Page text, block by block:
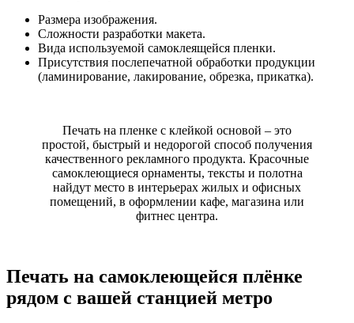
Размера изображения.
Сложности разработки макета.
Вида используемой самоклеящейся пленки.
Присутствия послепечатной обработки продукции
(ламинирование, лакирование, обрезка, прикатка).
Печать на пленке с клейкой основой – это
простой, быстрый и недорогой способ получения
качественного рекламного продукта. Красочные
самоклеющиеся орнаменты, тексты и полотна
найдут место в интерьерах жилых и офисных
помещений, в оформлении кафе, магазина или
фитнес центра.
Печать на самоклеющейся плёнке
рядом с вашей станцией метро